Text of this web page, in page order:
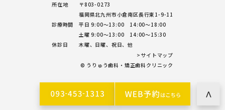
所在地
〒803-0273
福岡県北九州市小倉南区長行東1-9-11
診療時間
平日 9:00～13:00 14:00～18:00
土曜 9:00～13:00 14:00～15:30
休診日
木曜、日曜、祝日、他
>サイトマップ
© うりゅう歯科・矯正歯科クリニック